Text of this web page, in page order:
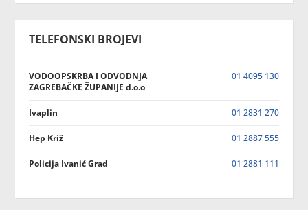
TELEFONSKI BROJEVI
VODOOPSKRBA I ODVODNJA
ZAGREBAČKE ŽUPANIJE d.o.o
01 4095 130
Ivaplin 01 2831 270
Hep Križ 01 2887 555
Policija Ivanić Grad 01 2881 111